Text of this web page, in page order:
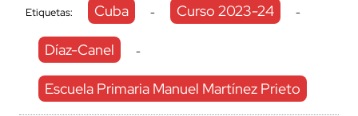
Etiquetas: Cuba - Curso 2023-24 -
Díaz-Canel -
Escuela Primaria Manuel Martínez Prieto